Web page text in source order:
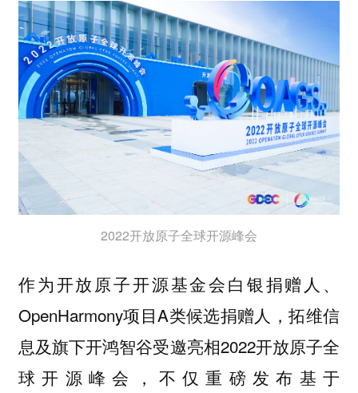
2022开放原子全球开源峰会
作为开放原子开源基金会白银捐赠人、
OpenHarmony项目A类候选捐赠人，拓维信
息及旗下开鸿智谷受邀亮相2022开放原子全
球开源峰会，不仅重磅发布基于